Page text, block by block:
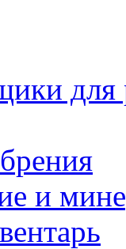
для
и